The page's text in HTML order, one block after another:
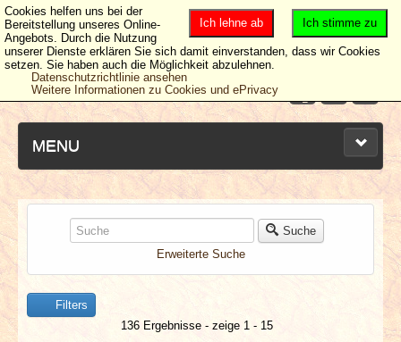
MENU
NEUESTE ARTIKEL
NEWS & DATES
BERICHTE
Suche
Erweiterte Suche
Filters
136 Ergebnisse - zeige 1 - 15
Ich stimme zu
Ich lehne ab
Cookies helfen uns bei der
Bereitstellung unseres Online-
Angebots. Durch die Nutzung
unserer Dienste erklären Sie sich damit einverstanden, dass wir Cookies
setzen. Sie haben auch die Möglichkeit abzulehnen.
Datenschutzrichtlinie ansehen
Weitere Informationen zu Cookies und ePrivacy